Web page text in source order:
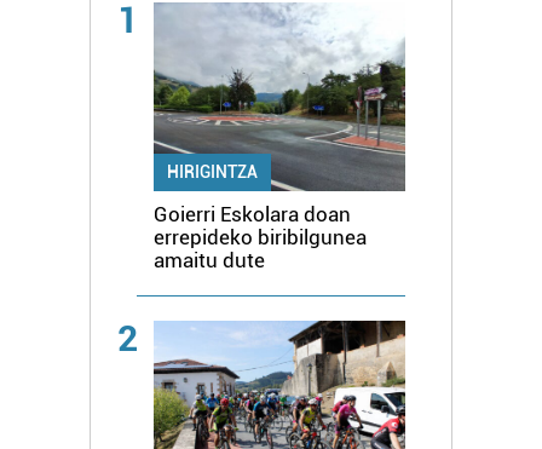
1
HIRIGINTZA
Goierri Eskolara doan
errepideko biribilgunea
amaitu dute
2